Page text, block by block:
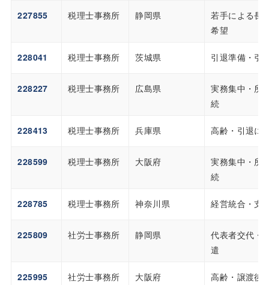
227855 税理士事務所 静岡県
若手による長
希望
228041 税理士事務所 茨城県 引退準備・引
228227 税理士事務所 広島県
実務集中・所
続
228413 税理士事務所 兵庫県 高齢・引退に
228599 税理士事務所 大阪府
実務集中・所
続
228785 税理士事務所 神奈川県 経営統合・支
225809 社労士事務所 静岡県
代表者交代・
遣
225995 社労士事務所 大阪府 高齢・譲渡後